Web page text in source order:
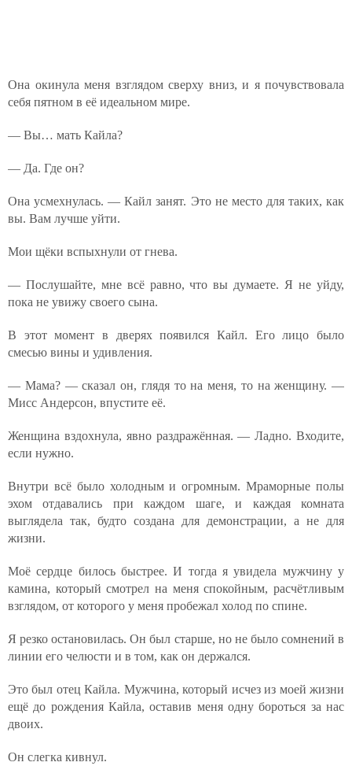
Она окинула меня взглядом сверху вниз, и я почувствовала
себя пятном в её идеальном мире.
— Вы… мать Кайла?
— Да. Где он?
Она усмехнулась. — Кайл занят. Это не место для таких, как
вы. Вам лучше уйти.
Мои щёки вспыхнули от гнева.
— Послушайте, мне всё равно, что вы думаете. Я не уйду,
пока не увижу своего сына.
В этот момент в дверях появился Кайл. Его лицо было
смесью вины и удивления.
— Мама? — сказал он, глядя то на меня, то на женщину. —
Мисс Андерсон, впустите её.
Женщина вздохнула, явно раздражённая. — Ладно. Входите,
если нужно.
Внутри всё было холодным и огромным. Мраморные полы
эхом отдавались при каждом шаге, и каждая комната
выглядела так, будто создана для демонстрации, а не для
жизни.
Моё сердце билось быстрее. И тогда я увидела мужчину у
камина, который смотрел на меня спокойным, расчётливым
взглядом, от которого у меня пробежал холод по спине.
Я резко остановилась. Он был старше, но не было сомнений в
линии его челюсти и в том, как он держался.
Это был отец Кайла. Мужчина, который исчез из моей жизни
ещё до рождения Кайла, оставив меня одну бороться за нас
двоих.
Он слегка кивнул.